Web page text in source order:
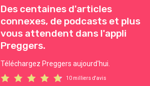
Des centaines d'articles
connexes, de podcasts et plus
vous attendent dans l'appli
Preggers.
Téléchargez Preggers aujourd'hui.
10 milliers d'avis